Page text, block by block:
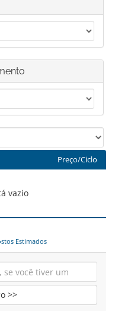
Preço/Ciclo
vazio
Estimados
>>